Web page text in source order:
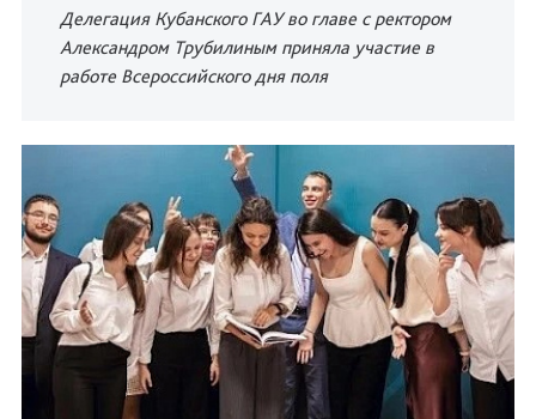
Делегация Кубанского ГАУ во главе с ректором
Александром Трубилиным приняла участие в
работе Всероссийского дня поля